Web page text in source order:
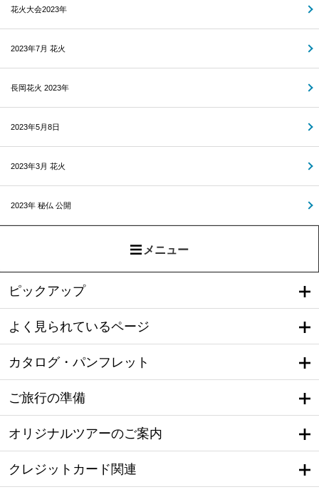
花火大会2023年
2023年7月 花火
長岡花火 2023年
2023年5月8日
2023年3月 花火
2023年 秘仏 公開
メニュー
ピックアップ
よく見られているページ
カタログ・パンフレット
ご旅行の準備
オリジナルツアーのご案内
クレジットカード関連